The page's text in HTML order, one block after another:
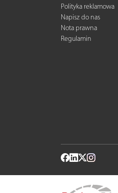
Polityka reklamowa
Napisz do nas
Nota prawna
Regulamin